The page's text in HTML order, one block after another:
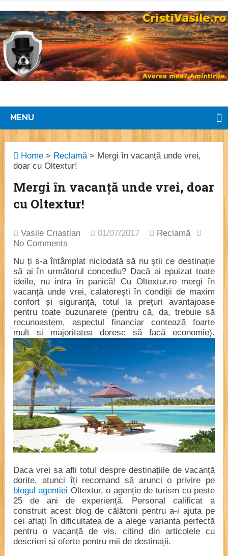
MENU
Home > Reclamă> Mergi în vacanță unde vrei,
doar cu Oltextur!
Mergi în vacanță unde vrei, doar
cu Oltextur!
Vasile Criastian 01/07/2017
Reclamă
No Comments
Nu ți s-a întâmplat niciodată să nu știi ce destinație
să ai în următorul concediu? Dacă ai epuizat toate
ideile, nu intra în panică! Cu Oltextur.ro mergi în
vacanță unde vrei, calatorești în condiții de maxim
confort și siguranță, totul la prețuri avantajoase
pentru toate buzunarele (pentru că, da, trebuie să
recunoaștem, aspectul financiar contează foarte
mult și majoritatea doresc să facă economie).
Daca vrei sa afli totul despre destinațiile de vacanță
dorite, atunci îți recomand să arunci o privire pe
blogul agentiei Oltextur, o agenție de turism cu peste
25 de ani de experiență. Personal calificat a
construit acest blog de călătorii pentru a-i ajuta pe
cei aflați în dificultatea de a alege varianta perfectă
pentru o vacanță de vis, citind din articolele cu
descrieri și oferte pentru mii de destinații.